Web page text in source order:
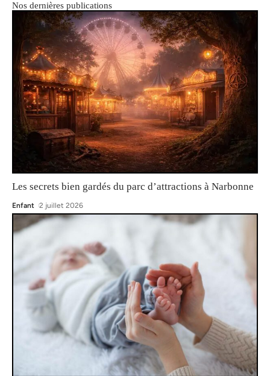
Nos dernières publications
Les secrets bien gardés du parc d’attractions à Narbonne
Enfant 2 juillet 2026